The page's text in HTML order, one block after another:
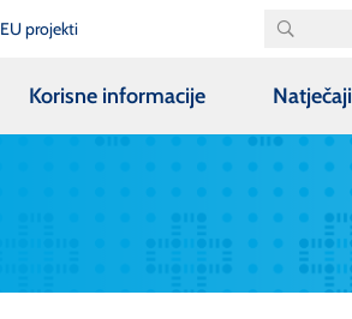
EU projekti
Korisne informacije Natječaji